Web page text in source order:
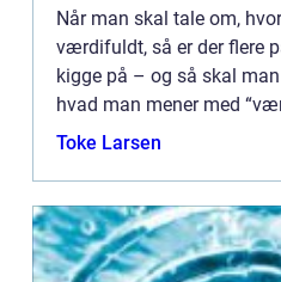
Når man skal tale om,
værdifuldt, så er der flere
kigge på – og så skal
hvad man mener med
forst&ar...
Toke Larsen